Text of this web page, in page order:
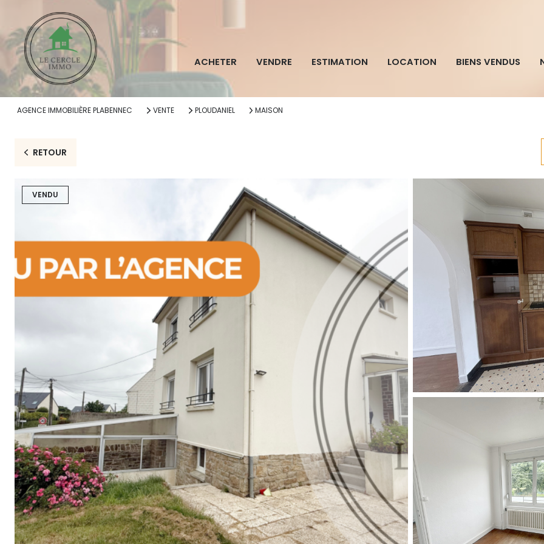
ACHETER VENDRE ESTIMATION LOCATION BIENS VENDUS
AGENCE IMMOBILIÈRE PLABENNEC VENTE PLOUDANIEL MAISON
RETOUR
VENDU